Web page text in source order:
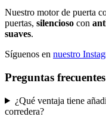
Nuestro motor de puerta
puertas, silencioso con
suaves.
Síguenos en nuestro
Preguntas frecuentes
¿Qué ventaja tiene
corredera?